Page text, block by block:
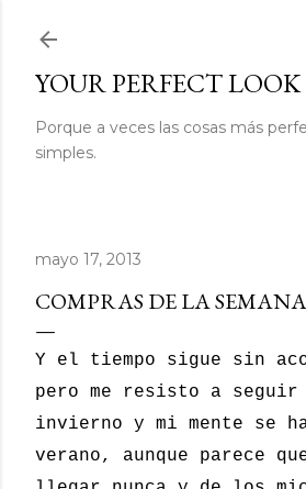
YOUR PERFECT LOOK
Porque a veces las cosas más
simples.
mayo 17, 2013
COMPRAS DE LA
Y el tiempo sigue sin
pero me resisto a seguir
invierno y mi mente se
verano, aunque parece